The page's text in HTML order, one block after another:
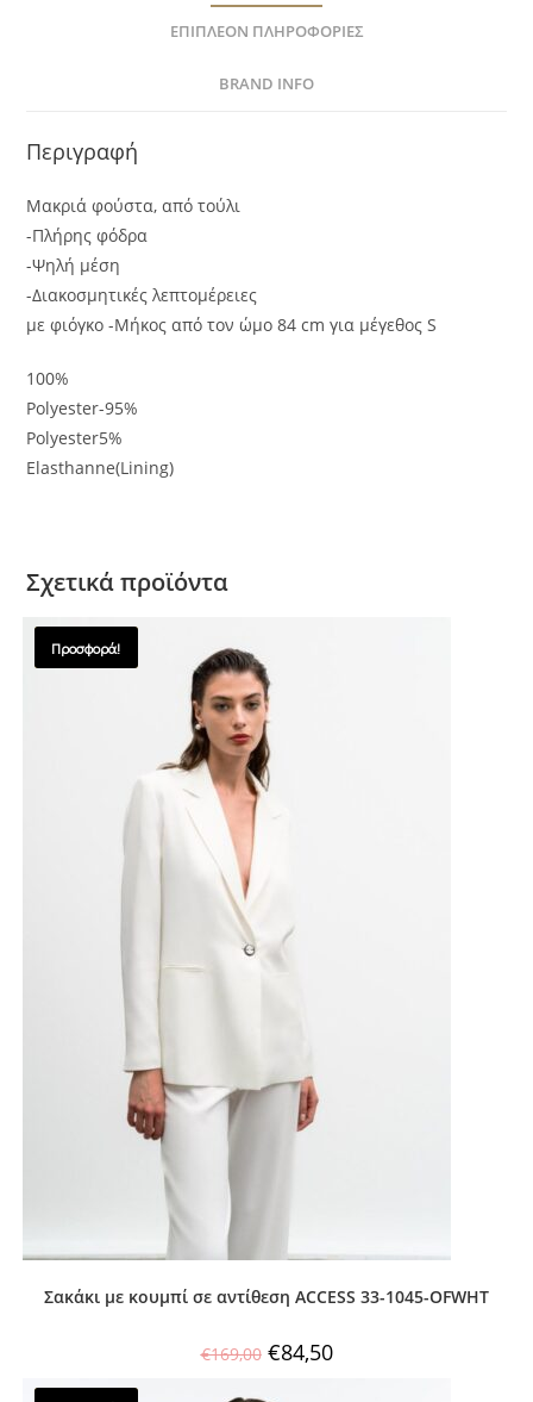
ΕΠΙΠΛΈΟΝ ΠΛΗΡΟΦΟΡΊΕΣ
BRAND INFO
Περιγραφή
Μακριά φούστα, από τούλι
-Πλήρης φόδρα
-Ψηλή μέση
-Διακοσμητικές λεπτομέρειες
με φιόγκο -Μήκος από τον ώμο 84 cm για μέγεθος S
100%
Polyester-95%
Polyester5%
Elasthanne(Lining)
Σχετικά προϊόντα
SALES !
Προσφορά!
Σακάκι με κουμπί σε αντίθεση ACCESS 33-1045-OFWHT
€169,00 €84,50